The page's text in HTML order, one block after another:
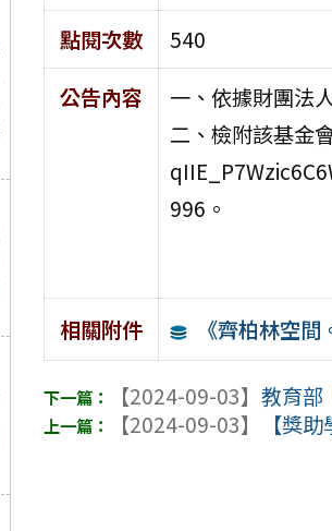
點閱次數
540
公告內容
一、依據財團法
二、檢附該基
996。
相關附件 《齊柏林空
【2024-09-03】教育部
【2024-09-03】
【獎